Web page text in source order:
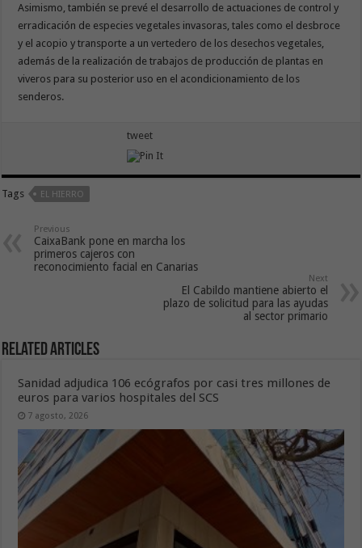
Asimismo, también se prevé el desarrollo de actuaciones de control y
erradicación de especies vegetales invasoras, tales como el desbroce
y el acopio y transporte a un vertedero de los desechos vegetales,
además de la realización de trabajos de producción de plantas en
viveros para su posterior uso en el acondicionamiento de los
senderos.
tweet
Tags EL HIERRO
Previous
CaixaBank pone en marcha los
primeros cajeros con
reconocimiento facial en Canarias
Next
El Cabildo mantiene abierto el
plazo de solicitud para las ayudas
al sector primario
Related Articles
Sanidad adjudica 106 ecógrafos por casi tres millones de
euros para varios hospitales del SCS
7 agosto, 2026